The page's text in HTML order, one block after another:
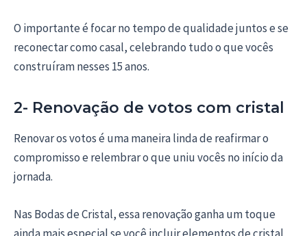
O importante é focar no tempo de qualidade juntos e se
reconectar como casal, celebrando tudo o que vocês
construíram nesses 15 anos.
2- Renovação de votos com cristal
Renovar os votos é uma maneira linda de reafirmar o
compromisso e relembrar o que uniu vocês no início da
jornada.
Nas Bodas de Cristal, essa renovação ganha um toque